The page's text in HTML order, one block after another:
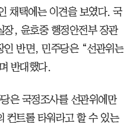
채택에는 이견을 보였다. 국
장, 윤호중 행정안전부 장관
인 반면, 민주당은 “선관위는
반대했다.
은 국정조사를 선관위에만
컨트롤 타워라고 할 수 있는